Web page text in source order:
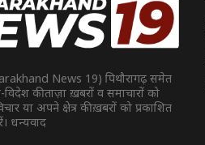
News 19) पिथौरागढ़ समेत
की ताज़ा ख़बरों व समाचारों को
या अपने क्षेत्र की ख़बरों को प्रकाशित
धन्यवाद